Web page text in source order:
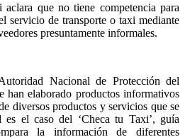
que no tiene competencia para
servicio de transporte o taxi mediante
presuntamente informales.
Nacional de Protección del
han elaborado productos informativos
diversos productos y servicios que se
el caso del ‘Checa tu Taxi’, guía
la información de diferentes